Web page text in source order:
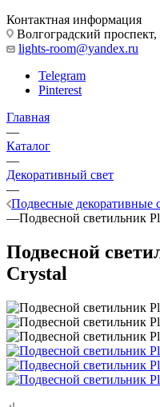
Контактная информация
Волгоградский
lights-room@yandex.ru
Telegram
Pinterest
Главная
—
Каталог
—
Декоративный свет
—
Подвесные декоративные
—Подвесной светильник
Подвесной
Crystal